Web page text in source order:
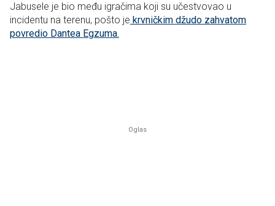
Jabusele je bio među igračima koji su učestvovao u
incidentu na terenu, pošto je krvničkim džudo zahvatom
povredio Dantea Egzuma.